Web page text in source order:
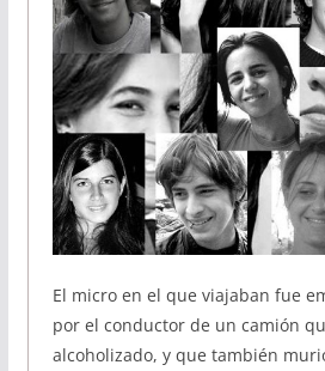
El micro en el que viajaban fue
por el conductor de un camión
alcoholizado, y que también